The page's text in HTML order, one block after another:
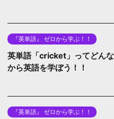
『英単語』 ゼロから学ぶ！！
英単語「cricket」ってどん
から英語を学ぼう！！
『英単語』 ゼロから学ぶ！！